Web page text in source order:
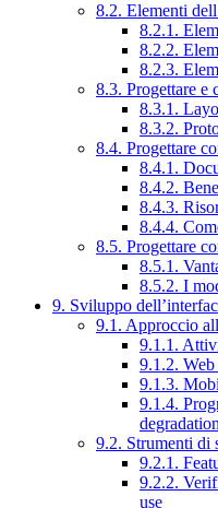
8.2. Elementi
8.2.1.
8.2.2.
8.2.3.
8.3. Progettare e
8.3.1.
8.3.2.
8.4. Progettare
8.4.1.
8.4.2.
8.4.3.
8.4.4.
8.5. Progettare
8.5.1.
8.5.2. I
9. Sviluppo
9.1. Approccio
9.1.1.
9.1.2. Web
9.1.3.
9.1.4.
degradation
9.2. Strumenti di
9.2.1.
9.2.2.
use